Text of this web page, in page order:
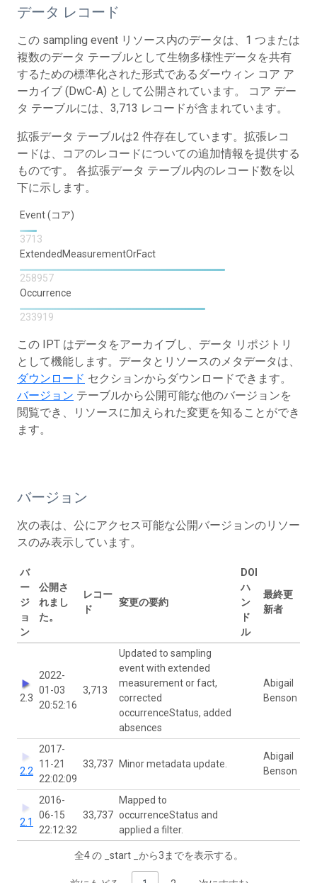
データ レコード
この sampling event リソース内のデータは、1 つまたは
複数のデータ テーブルとして生物多様性データを共有
するための標準化された形式であるダーウィン コア ア
ーカイブ (DwC-A) として公開されています。 コア デー
タ テーブルには、3,713 レコードが含まれています。
拡張データ テーブルは2 件存在しています。拡張レコ
ードは、コアのレコードについての追加情報を提供する
ものです。 各拡張データ テーブル内のレコード数を以
下に示します。
Event (コア)
3713
ExtendedMeasurementOrFact
258957
Occurrence
233919
この IPT はデータをアーカイブし、データ リポジトリ
として機能します。データとリソースのメタデータは、
ダウンロード セクションからダウンロードできます。
バージョン テーブルから公開可能な他のバージョンを
閲覧でき、リソースに加えられた変更を知ることができ
ます。
バージョン
次の表は、公にアクセス可能な公開バージョンのリソー
スのみ表示しています。
バ
ー
ジ
ョ
ン
公開さ
れまし
た。
レコー
ド
変更の要約
DOI
ハ
ン
ド
ル
最終更
新者
2.3
2022-
01-03
20:52:16
3,713
Updated to sampling
event with extended
measurement or fact,
corrected
occurrenceStatus, added
absences
Abigail
Benson
2.2
2017-
11-21
22:02:09
33,737 Minor metadata update.
Abigail
Benson
2.1
2016-
06-15
22:12:32
33,737
Mapped to
occurrenceStatus and
applied a filter.
全4 の _start _から3までを表示する。